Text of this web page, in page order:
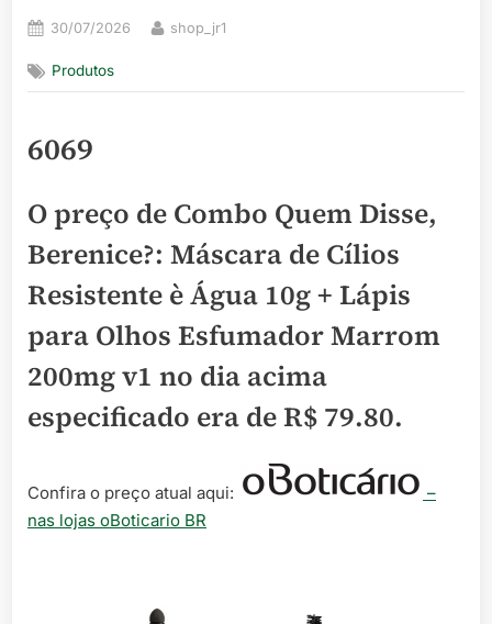
Posted
30/07/2026 By
shop_jr1
Produtos
6069
O preço de Combo Quem Disse,
Berenice?: Máscara de Cílios
Resistente è Água 10g + Lápis
para Olhos Esfumador Marrom
200mg v1 no dia acima
especificado era deR$ 79.80.
Confira o preço atual aqui:
–
nas lojas oBoticario BR